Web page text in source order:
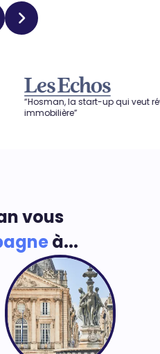
la start-up qui veut révolutionner
vous
à...